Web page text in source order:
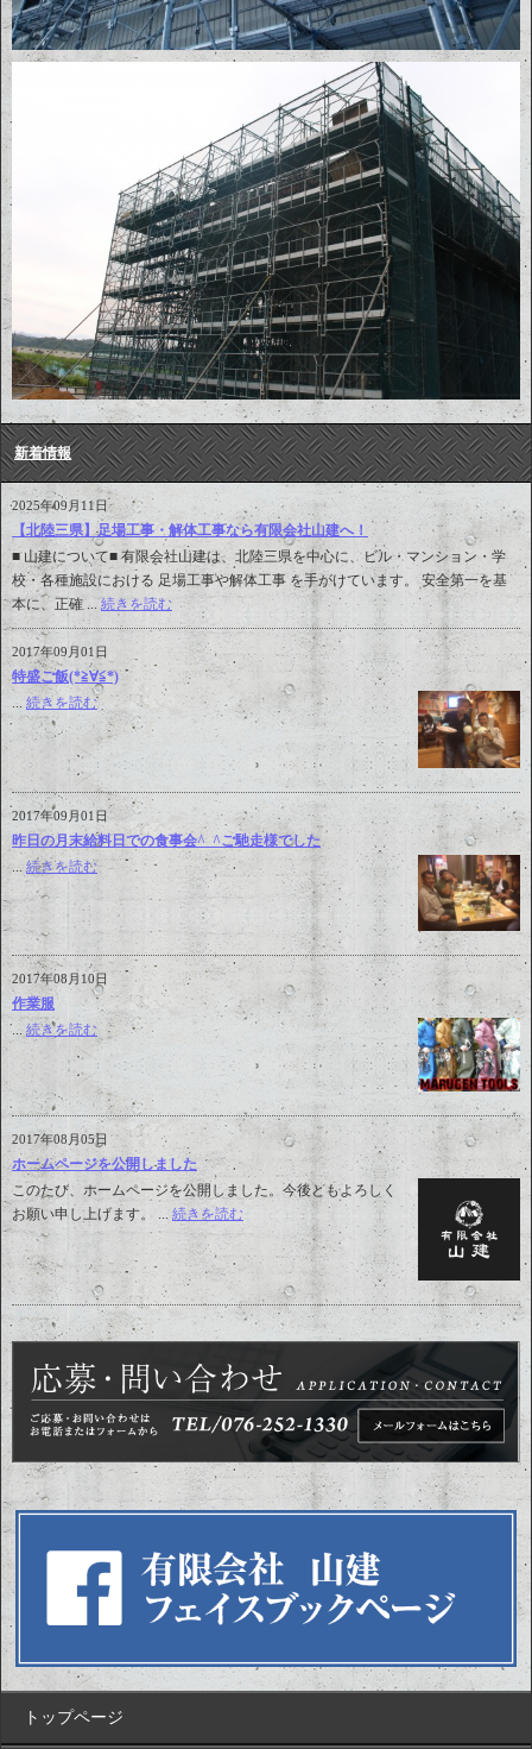
新着情報
2025年09月11日
【北陸三県】足場工事・解体工事なら有限会社山建へ！
■ 山建について■ 有限会社山建は、北陸三県を中心に、ビル・マンション・学
校・各種施設における 足場工事や解体工事 を手がけています。 安全第一を基
本に、正確 ...続きを読む
2017年09月01日
特盛ご飯(*≧∀≦*)
... 続きを読む
2017年09月01日
昨日の月末給料日での食事会^_^ご馳走様でした
続きを読む
2017年08月10日
作業服
続きを読む
2017年08月05日
ホームページを公開しました
このたび、ホームページを公開しました。今後ともよろしく
お願い申し上げます。 ... 続きを読む
トップページ